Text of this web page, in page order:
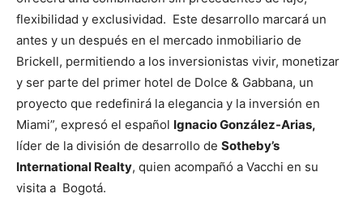
flexibilidad y exclusividad. Este desarrollo marcará un
antes y un después en el mercado inmobiliario de
Brickell, permitiendo a los inversionistas vivir, monetizar
y ser parte del primer hotel de Dolce & Gabbana, un
proyecto que redefinirá la elegancia y la inversión en
Miami”, expresó el español Ignacio González-Arias,
líder de la división de desarrollo de Sotheby’s
International Realty, quien acompañó a Vacchi en su
visita a Bogotá.